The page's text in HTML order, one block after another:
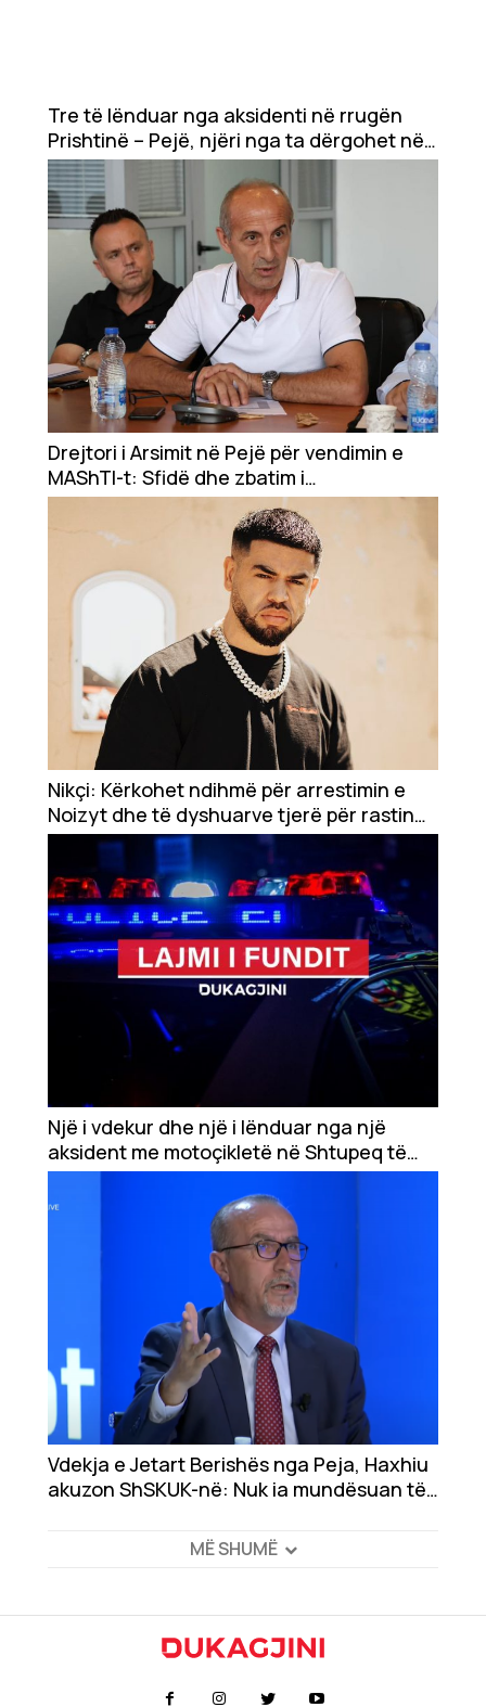
Tre të lënduar nga aksidenti në rrugën
Prishtinë – Pejë, njëri nga ta dërgohet në
QKUK
Drejtori i Arsimit në Pejë për vendimin e
MAShTI-t: Sfidë dhe zbatim i
pashmangshëm
Nikçi: Kërkohet ndihmë për arrestimin e
Noizyt dhe të dyshuarve tjerë për rastin
në Pejë
Një i vdekur dhe një i lënduar nga një
aksident me motoçikletë në Shtupeq të
Rugovës
Vdekja e Jetart Berishës nga Peja, Haxhiu
akuzon ShSKUK-në: Nuk ia mundësuan të
MË SHUMË